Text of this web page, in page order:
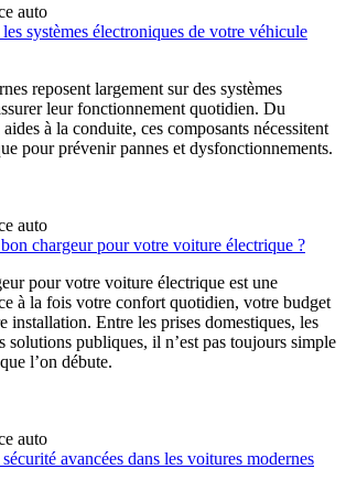
auto
systèmes électroniques de votre véhicule
reposent largement sur des systèmes
leur fonctionnement quotidien. Du
à la conduite, ces composants nécessitent
pour prévenir pannes et dysfonctionnements.
auto
chargeur pour votre voiture électrique ?
pour votre voiture électrique est une
à la fois votre confort quotidien, votre budget
installation. Entre les prises domestiques, les
solutions publiques, il n’est pas toujours simple
l’on débute.
auto
avancées dans les voitures modernes